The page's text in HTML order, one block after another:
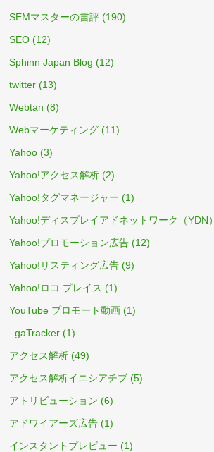
SEMマスターの書評 (190)
SEO (12)
Sphinn Japan Blog (12)
twitter (13)
Webtan (8)
Webマーケティング (11)
Yahoo (3)
Yahoo!アクセス解析 (2)
Yahoo!タグマネージャー (1)
Yahoo!ディスプレイアドネットワーク（YDN）
Yahoo!プロモーション広告 (12)
Yahoo!リスティング広告 (9)
Yahoo!ロコ プレイス (1)
YouTube プロモート動画 (1)
_gaTracker (1)
アクセス解析 (49)
アクセス解析イニシアチブ (5)
アトリビューション (6)
アドワイアーズ広告 (1)
インスタントプレビュー (1)